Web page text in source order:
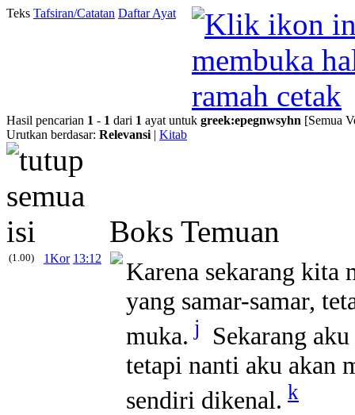
Teks Tafsiran/Catatan Daftar Ayat
Hasil pencarian 1 - 1 dari 1 ayat untuk greek:epegnwsyhn [Semua
Urutkan berdasar: Relevansi | Kitab
Boks Temuan
(1.00) 1Kor 13:12
Karena sekarang kita
yang samar-samar,
muka. j
Sekarang
tetapi nanti aku akan
sendiri dikenal. k